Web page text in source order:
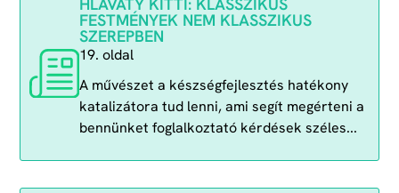
FESTMÉNYEK NEM KLASSZIKUS
SZEREPBEN
19. oldal
A művészet a készségfejlesztés hatékony
katalizátora tud lenni, ami segít megérteni a
bennünket foglalkoztató kérdések széles...